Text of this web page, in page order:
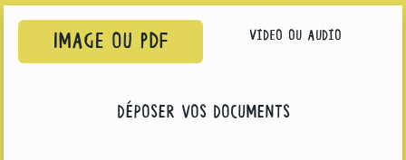
Image ou PDF Video ou audio
déposer vos documents